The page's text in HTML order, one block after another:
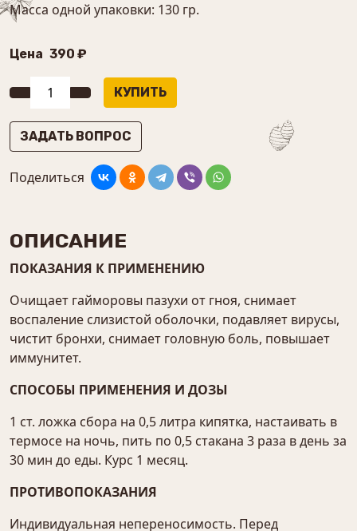
Масса одной упаковки: 130 гр.
Цена 390 ₽
ЗАДАТЬ ВОПРОС
Поделиться
ОПИСАНИЕ
ПОКАЗАНИЯ К ПРИМЕНЕНИЮ
Очищает гайморовы пазухи от гноя, снимает
воспаление слизистой оболочки, подавляет вирусы,
чистит бронхи, снимает головную боль, повышает
иммунитет.
СПОСОБЫ ПРИМЕНЕНИЯ И ДОЗЫ
1 ст. ложка сбора на 0,5 литра кипятка, настаивать в
термосе на ночь, пить по 0,5 стакана 3 раза в день за
30 мин до еды. Курс 1 месяц.
ПРОТИВОПОКАЗАНИЯ
Индивидуальная непереносимость. Перед